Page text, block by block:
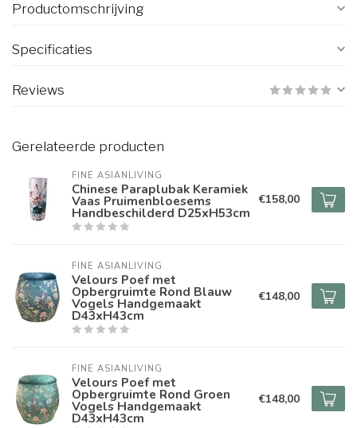
Productomschrijving
Specificaties
Reviews
Gerelateerde producten
FINE ASIANLIVING
Chinese Paraplubak Keramiek
Vaas Pruimenbloesems
Handbeschilderd D25xH53cm
€158,00
FINE ASIANLIVING
Velours Poef met
Opbergruimte Rond Blauw
Vogels Handgemaakt
D43xH43cm
€148,00
FINE ASIANLIVING
Velours Poef met
Opbergruimte Rond Groen
Vogels Handgemaakt
D43xH43cm
€148,00